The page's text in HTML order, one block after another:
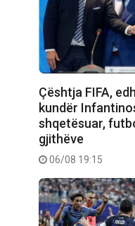
Çështja FIFA,
kundër
shqetësuar,
gjithëve
06/08 19:15